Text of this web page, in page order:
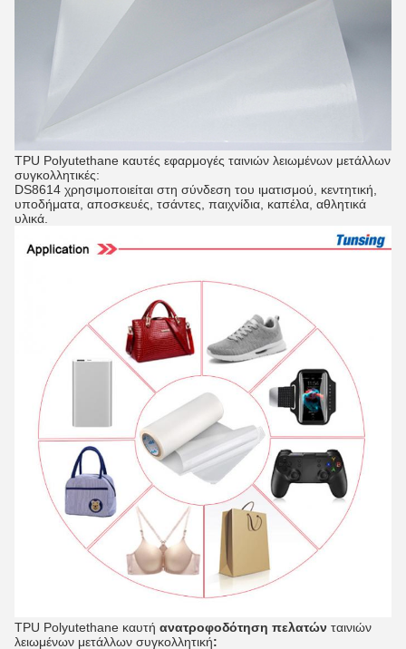
TPU Polyutethane καυτές εφαρμογές ταινιών λειωμένων μετάλλων
συγκολλητικές:
DS8614 χρησιμοποιείται στη σύνδεση του ιματισμού, κεντητική,
υποδήματα, αποσκευές, τσάντες, παιχνίδια, καπέλα, αθλητικά
υλικά.
TPU Polyutethane καυτή ανατροφοδότηση πελατών ταινιών
λειωμένων μετάλλων συγκολλητική: